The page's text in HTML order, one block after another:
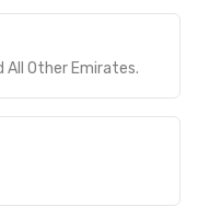
All Other Emirates.